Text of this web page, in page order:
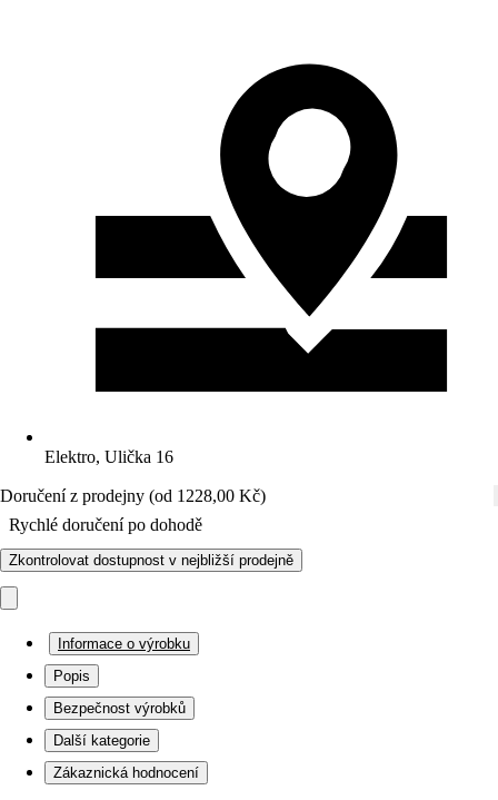
Elektro, Ulička 16
Doručení z prodejny (od 1228,00 Kč)
Rychlé doručení po dohodě
Zkontrolovat dostupnost v nejbližší prodejně
Informace o výrobku
Popis
Bezpečnost výrobků
Další kategorie
Zákaznická hodnocení